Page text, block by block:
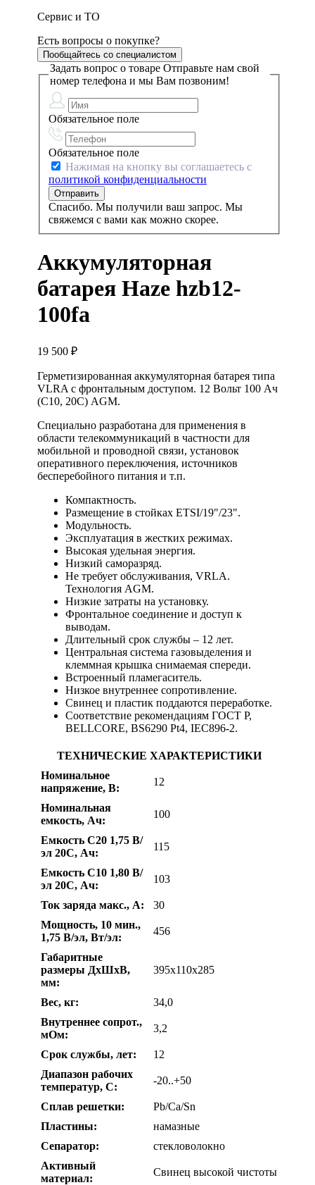
Сервис и ТО
Есть вопросы о покупке?
Пообщайтесь со специалистом
Задать вопрос о товаре Отправьте нам свой
номер телефона и мы Вам позвоним!
Обязательное поле
Обязательное поле
Нажимая на кнопку вы соглашаетесь с
политикой конфиденциальности
Спасибо. Мы получили ваш запрос. Мы
свяжемся с вами как можно скорее.
Аккумуляторная
батарея Haze hzb12-
100fa
19 500 ₽
Герметизированная аккумуляторная батарея типа
VLRA с фронтальным доступом. 12 Вольт 100 Ач
(С10, 20С) AGM.
Специально разработана для применения в
области телекоммуникаций в частности для
мобильной и проводной связи, установок
оперативного переключения, источников
бесперебойного питания и т.п.
Компактность.
Размещение в стойках ETSI/19"/23".
Модульность.
Эксплуатация в жестких режимах.
Высокая удельная энергия.
Низкий саморазряд.
Не требует обслуживания, VRLA.
Технология AGM.
Низкие затраты на установку.
Фронтальное соединение и доступ к
выводам.
Длительный срок службы – 12 лет.
Центральная система газовыделения и
клеммная крышка снимаемая спереди.
Встроенный пламегаситель.
Низкое внутреннее сопротивление.
Свинец и пластик поддаются переработке.
Соответствие рекомендациям ГОСТ Р,
BELLCORE, BS6290 Pt4, IEC896-2.
ТЕХНИЧЕСКИЕ ХАРАКТЕРИСТИКИ
Номинальное
напряжение, В:
12
Номинальная
емкость, Ач:
100
Емкость С20 1,75 В/
эл 20С, Ач:
115
Емкость С10 1,80 В/
эл 20С, Ач:
103
Ток заряда макс., А:
30
Мощность, 10 мин.,
1,75 В/эл, Вт/эл:
456
Габаритные
размеры ДхШхВ,
мм:
395х110х285
Вес, кг:
34,0
Внутреннее сопрот.,
мОм:
3,2
Срок службы, лет:
12
Диапазон рабочих
температур, С:
-20..+50
Сплав решетки:
Pb/Ca/Sn
Пластины:
намазные
Сепаратор:
стекловолокно
Активный
материал:
Свинец высокой чистоты